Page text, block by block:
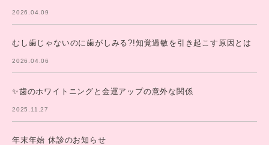
2026.04.09
むし歯じゃないのに歯がしみる?!知覚過敏を引き起こす原因とは
2026.04.06
✨歯のホワイトニングと金運アップの意外な関係
2025.11.27
年末年始 休診のお知らせ